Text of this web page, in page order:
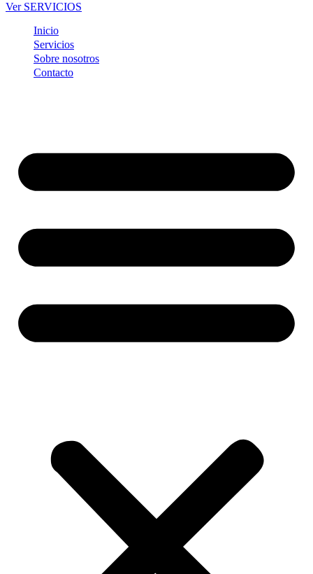
Ver SERVICIOS
Inicio
Servicios
Sobre nosotros
Contacto